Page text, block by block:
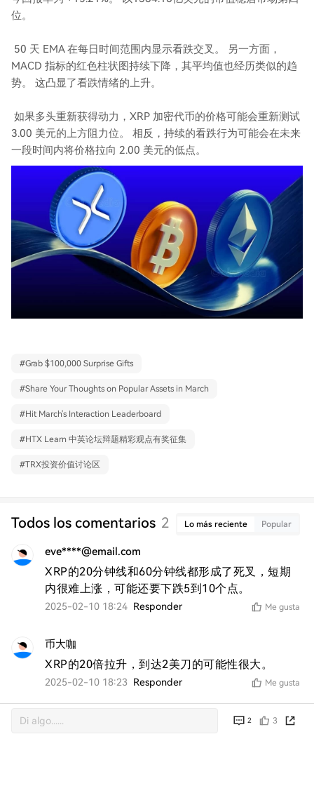
位。
50 天 EMA 在每日时间范围内显示看跌交叉。 另一方面，
MACD 指标的红色柱状图持续下降，其平均值也经历类似的趋
势。 这凸显了看跌情绪的上升。
如果多头重新获得动力，XRP 加密代币的价格可能会重新测试
3.00 美元的上方阻力位。 相反，持续的看跌行为可能会在未来
一段时间内将价格拉向 2.00 美元的低点。
#Grab $100,000 Surprise Gifts
#Share Your Thoughts on Popular Assets in March
#Hit March's Interaction Leaderboard
#HTX Learn 中英论坛辩题精彩观点有奖征集
#TRX投资价值讨论区
Todos los comentarios 2 Lo más reciente Popular
eve****@email.com
XRP的20分钟线和60分钟线都形成了死叉，短期
内很难上涨，可能还要下跌5到10个点。
2025-02-10 18:24 Responder Me gusta
币大咖
XRP的20倍拉升，到达2美刀的可能性很大。
2025-02-10 18:23 Responder Me gusta
2 3